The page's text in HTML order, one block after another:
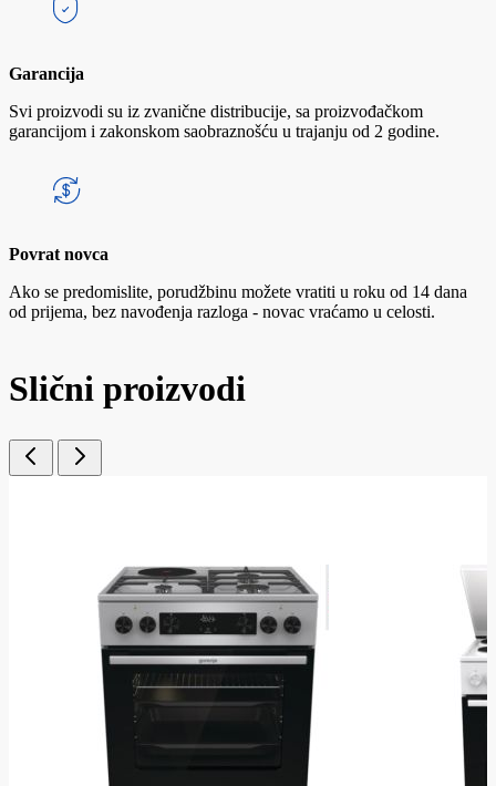
Garancija
Svi proizvodi su iz zvanične distribucije, sa proizvođačkom
garancijom i zakonskom saobraznošću u trajanju od 2 godine.
Povrat novca
Ako se predomislite, porudžbinu možete vratiti u roku od 14 dana
od prijema, bez navođenja razloga - novac vraćamo u celosti.
Slični proizvodi